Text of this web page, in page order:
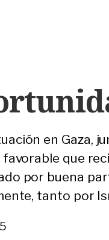
en Gaza,
que
por buena
tanto por